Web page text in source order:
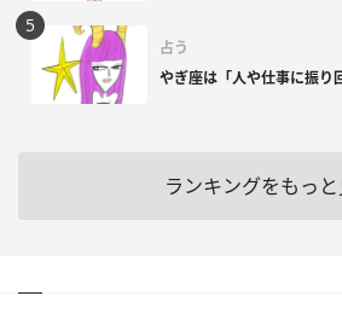
占う
やぎ座は「人や仕事に振り
ランキングをもっと